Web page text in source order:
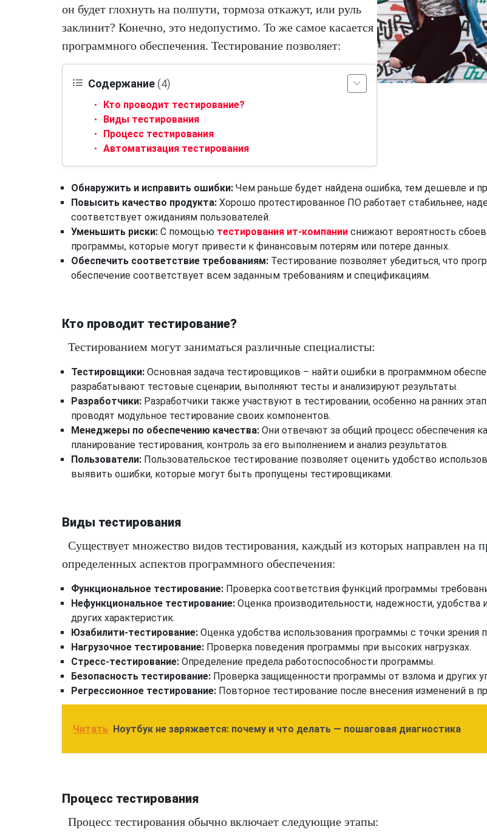
он будет глохнуть на полпути, тормоза откажут, или руль
заклинит? Конечно, это недопустимо. То же самое касается
программного обеспечения. Тестирование позволяет:
Содержание (4)
Кто проводит тестирование?
Виды тестирования
Процесс тестирования
Автоматизация тестирования
Обнаружить и исправить ошибки: Чем раньше будет найдена ошибка, тем дешевле и
Повысить качество продукта: Хорошо протестированное ПО работает стабильнее,
соответствует ожиданиям пользователей.
Уменьшить риски: С помощью тестирования ит-компании снижают вероятность
программы, которые могут привести к финансовым потерям или потере данных.
Обеспечить соответствие требованиям: Тестирование позволяет убедиться, что
обеспечение соответствует всем заданным требованиям и спецификациям.
Кто проводит тестирование?
Тестированием могут заниматься различные специалисты:
Тестировщики: Основная задача тестировщиков – найти ошибки в программном
разрабатывают тестовые сценарии, выполняют тесты и анализируют результаты.
Разработчики: Разработчики также участвуют в тестировании, особенно на ранних
проводят модульное тестирование своих компонентов.
Менеджеры по обеспечению качества: Они отвечают за общий процесс обеспечения
планирование тестирования, контроль за его выполнением и анализ результатов.
Пользователи: Пользовательское тестирование позволяет оценить удобство
выявить ошибки, которые могут быть пропущены тестировщиками.
Виды тестирования
Существует множество видов тестирования, каждый из которых направлен на
определенных аспектов программного обеспечения:
Функциональное тестирование: Проверка соответствия функций программы
Нефункциональное тестирование: Оценка производительности, надежности, удобства
других характеристик.
Юзабилити-тестирование: Оценка удобства использования программы с точки зрения
Нагрузочное тестирование: Проверка поведения программы при высоких нагрузках.
Стресс-тестирование: Определение предела работоспособности программы.
Безопасность тестирование: Проверка защищенности программы от взлома и других
Регрессионное тестирование: Повторное тестирование после внесения изменений в
Читать Ноутбук не заряжается: почему и что делать — пошаговая диагностика
Процесс тестирования
Процесс тестирования обычно включает следующие этапы: